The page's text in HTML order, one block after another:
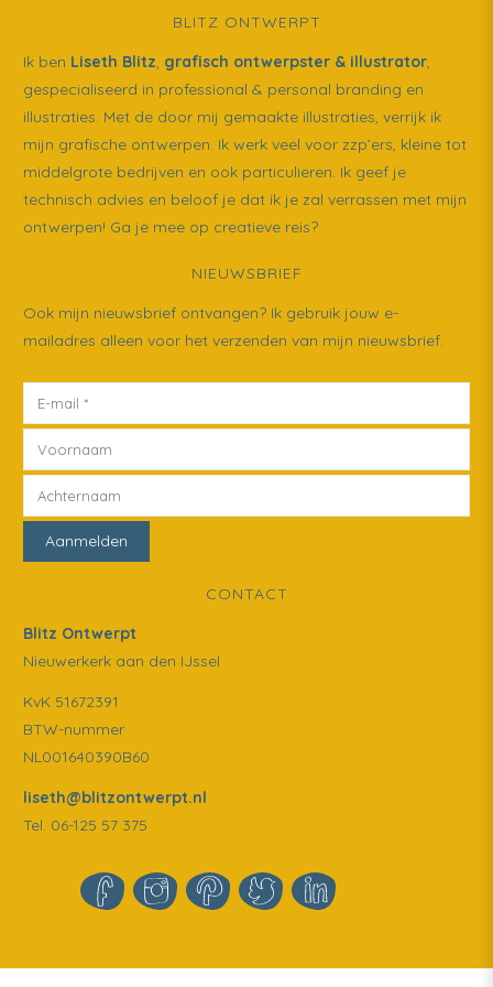
BLITZ ONTWERPT
Ik ben Liseth Blitz, grafisch ontwerpster & illustrator,
gespecialiseerd in professional & personal branding en
illustraties. Met de door mij gemaakte illustraties, verrijk ik
mijn grafische ontwerpen. Ik werk veel voor zzp’ers, kleine tot
middelgrote bedrijven en ook particulieren. Ik geef je
technisch advies en beloof je dat ik je zal verrassen met mijn
ontwerpen! Ga je mee op creatieve reis?
NIEUWSBRIEF
Ook mijn nieuwsbrief ontvangen? Ik gebruik jouw e-
mailadres alleen voor het verzenden van mijn nieuwsbrief.
CONTACT
Blitz Ontwerpt
Nieuwerkerk aan den IJssel
KvK 51672391
BTW-nummer
NL001640390B60
liseth@blitzontwerpt.nl
Tel. 06-125 57 375